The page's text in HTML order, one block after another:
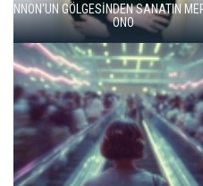
SEÇKİN PİRİM İLE ŞEREFİYE